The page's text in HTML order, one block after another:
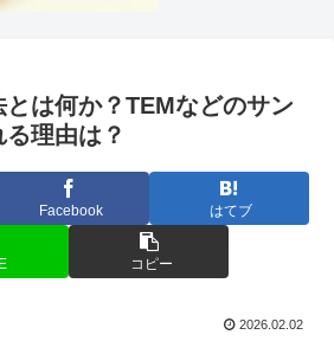
とは何か？TEMなどのサン
理由は？
Facebook はてブ
コピー
2026.02.02